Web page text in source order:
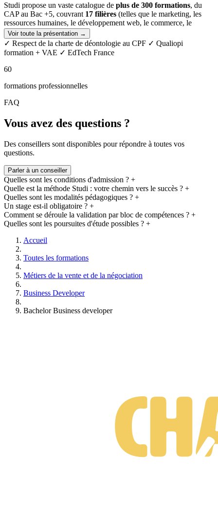
Studi propose un vaste catalogue de plus de 300 formations, du
CAP au Bac +5, couvrant 17 filières (telles que le marketing, les
ressources humaines, le développement web, le commerce, le
design, la comptabilité, ou encore le juridique),
situations(personnes en poste, demandeurs d’emploi, jeunes).
Pour garantir l’excellence de ses programmes, Studi s’est associé à
des
Campus, LISAA, Naratiiv, Cours Florent…) reconnus pour la
qualité de leurs enseignements et certifications.
Avec des
alternance, entreprise etc.) et des plans de paiement flexibles (jusqu'à
36 mois), Studi offre des
formations accessibles à tous
Voir toute la présentation →
✓ Respect de la charte de déontologie au CPF ✓ Qualiopi
formation + VAE ✓ EdTech France
60
formations professionnelles
FAQ
Vous avez des questions ?
Des conseillers sont disponibles pour répondre à toutes vos
questions.
Parler à un conseiller
Quelles sont les conditions d'admission ? +
Quelle est la méthode Studi : votre chemin vers le succès ? +
Quelles sont les modalités pédagogiques ? +
Un stage est-il obligatoire ? +
Comment se déroule la validation par bloc de compétences ? +
Quelles sont les poursuites d'étude possibles ? +
Accueil
Toutes les formations
Métiers de la vente et de la négociation
Business Developer
Bachelor Business developer